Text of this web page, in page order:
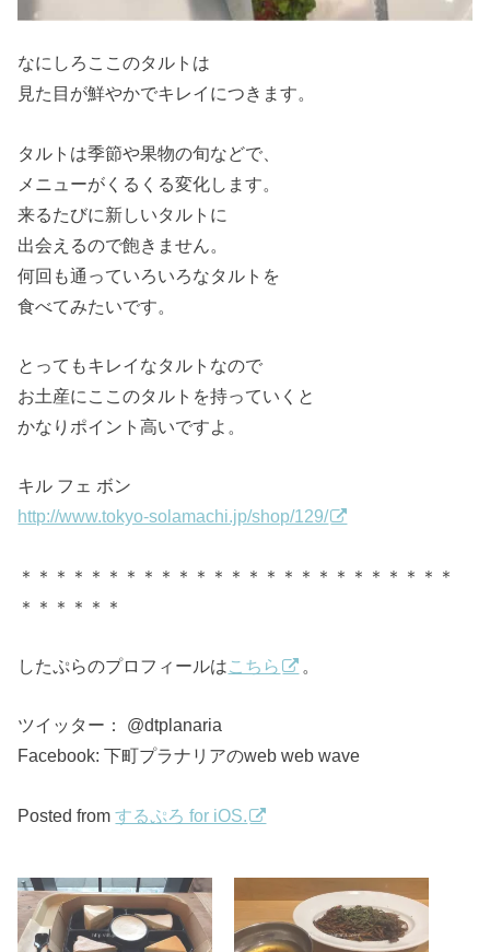
なにしろここのタルトは
見た目が鮮やかでキレイにつきます。
タルトは季節や果物の旬などで、
メニューがくるくる変化します。
来るたびに新しいタルトに
出会えるので飽きません。
何回も通っていろいろなタルトを
食べてみたいです。
とってもキレイなタルトなので
お土産にここのタルトを持っていくと
かなりポイント高いですよ。
キル フェ ボン
http://www.tokyo-solamachi.jp/shop/129/
＊＊＊＊＊＊＊＊＊＊＊＊＊＊＊＊＊＊＊＊＊＊＊＊＊
＊＊＊＊＊＊
したぷらのプロフィールはこちら 。
ツイッター： @dtplanaria
Facebook: 下町プラナリアのweb web wave
Posted fromするぷろ for iOS.